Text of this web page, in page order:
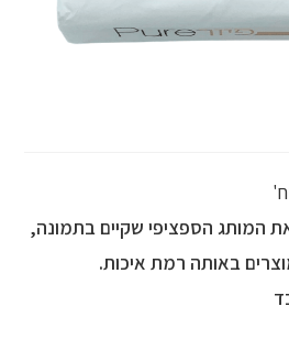
המותג הספציפי שקיים בתמונה,
באותה רמת איכות.